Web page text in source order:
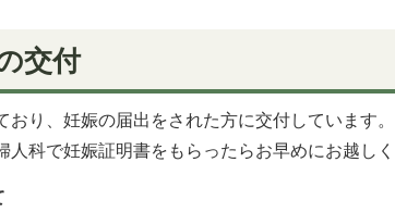
交付
おり、妊娠の届出をされた方に交付しています
科で妊娠証明書をもらったらお早めにお越しく